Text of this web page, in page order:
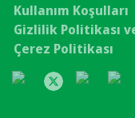
Kullanım Koşulları
Gizlilik Politikası
Çerez Politikası